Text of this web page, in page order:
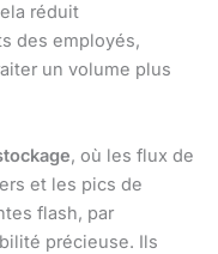
réduit
des employés,
un volume plus
, où les flux de
et les pics de
flash, par
précieuse. Ils